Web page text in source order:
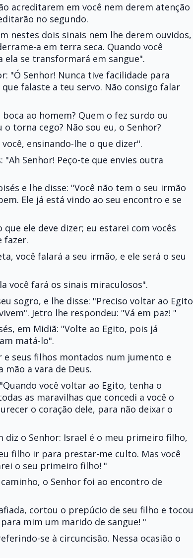
acreditarem em você nem derem atenção
no segundo.
nestes dois sinais nem lhe derem ouvidos,
a em terra seca. Quando você
ela se transformará em sangue".
"Ó Senhor! Nunca tive facilidade para
falaste a teu servo. Não consigo falar
ao homem? Quem o fez surdo ou
torna cego? Não sou eu, o Senhor?
ensinando-lhe o que dizer".
"Ah Senhor! Peço-te que envies outra
e lhe disse: "Você não tem o seu irmão
Ele já está vindo ao seu encontro e se
ele deve dizer; eu estarei com vocês
fazer.
você falará a seu irmão, e ele será o seu
você fará os sinais miraculosos".
sogro, e lhe disse: "Preciso voltar ao Egito
Jetro lhe respondeu: "Vá em paz! "
em Midiã: "Volte ao Egito, pois já
matá-lo".
e seus filhos montados num jumento e
mão a vara de Deus.
você voltar ao Egito, tenha o
as maravilhas que concedi a você o
o coração dele, para não deixar o
diz o Senhor: Israel é o meu primeiro filho,
filho ir para prestar-me culto. Mas você
o seu primeiro filho! "
o Senhor foi ao encontro de
cortou o prepúcio de seu filho e tocou
para mim um marido de sangue! "
se à circuncisão. Nessa ocasião o